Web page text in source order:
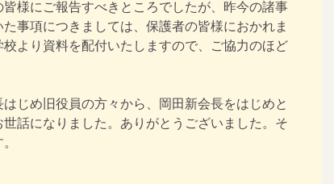
様にご報告すべきところでしたが、昨今の諸事
事項につきましては、保護者の皆様におかれま
より資料を配付いたしますので、ご協力のほど
じめ旧役員の方々から、岡田新会長をはじめと
話になりました。ありがとうございました。そ